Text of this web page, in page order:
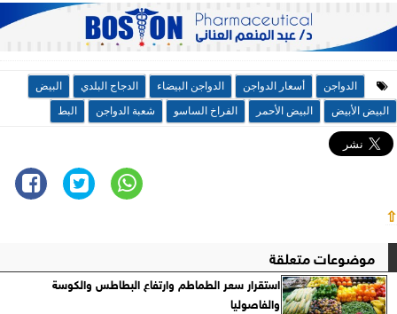
الدواجن أسعار الدواجن الدواجن البيضاء الدجاج البلدي
البيض
البيض الأبيض
البيض الأحمر الفراخ الساسو شعبة الدواجن البط
⇧
موضوعات متعلقة
استقرار سعر الطماطم وارتفاع البطاطس والكوسة
والفاصوليا